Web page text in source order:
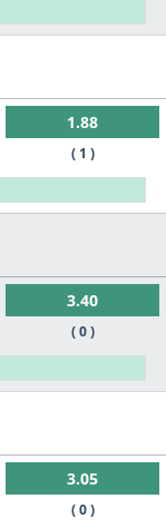
1.88
( 1 )
3.40
( 0 )
3.05
( 0 )